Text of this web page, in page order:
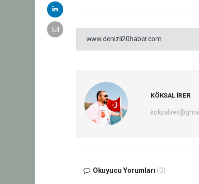
www.denizli20haber.com
KÖKSAL İRER
Okuyucu Yorumları (0)